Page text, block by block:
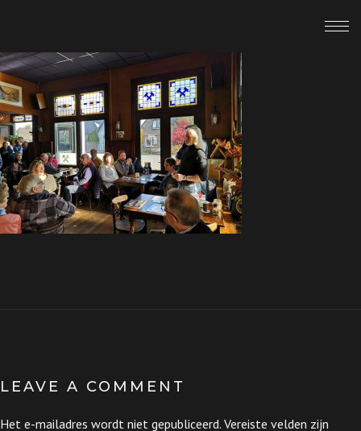
LEAVE A COMMENT
Het e-mailadres wordt niet gepubliceerd. Vereiste velden zijn